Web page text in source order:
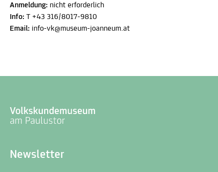
Anmeldung: nicht erforderlich
Info: T +43 316/8017-9810
Email: info-vk@museum-joanneum.at
Newsletter